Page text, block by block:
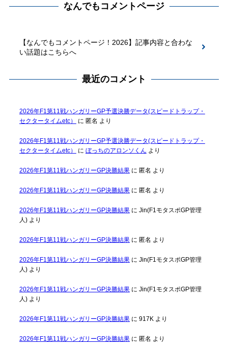
なんでもコメントページ
【なんでもコメントページ！2026】記事内容と合わな
い話題はこちらへ
最近のコメント
2026年F1第11戦ハンガリーGP予選決勝データ(スピードトラップ・
セクタータイムetc）
に 匿名 より
2026年F1第11戦ハンガリーGP予選決勝データ(スピードトラップ・
セクタータイムetc）
に ぼっちのアロンソくん より
2026年F1第11戦ハンガリーGP決勝結果に 匿名 より
2026年F1第11戦ハンガリーGP決勝結果に 匿名 より
2026年F1第11戦ハンガリーGP決勝結果に Jin(F1モタスポGP管理
人)より
2026年F1第11戦ハンガリーGP決勝結果に 匿名 より
2026年F1第11戦ハンガリーGP決勝結果に Jin(F1モタスポGP管理
人)より
2026年F1第11戦ハンガリーGP決勝結果に Jin(F1モタスポGP管理
人)より
2026年F1第11戦ハンガリーGP決勝結果に 917K より
2026年F1第11戦ハンガリーGP決勝結果に 匿名 より